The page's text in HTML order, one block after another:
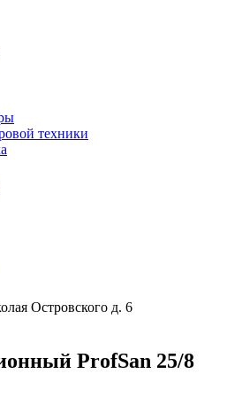
техники
Островского д. 6
ProfSan 25/8